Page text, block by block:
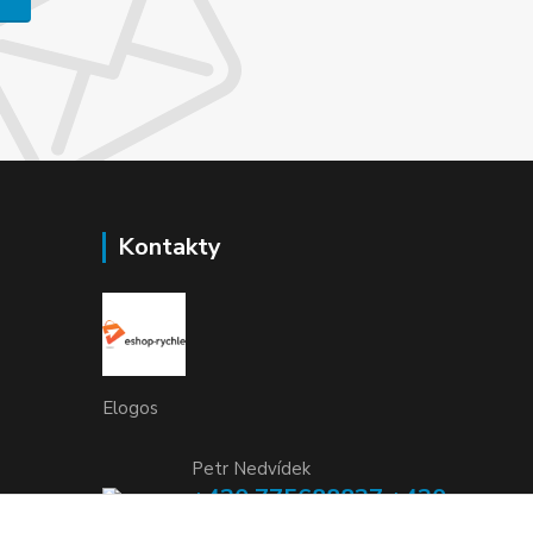
Kontakty
Elogos
Petr Nedvídek
+420 775688827 +420